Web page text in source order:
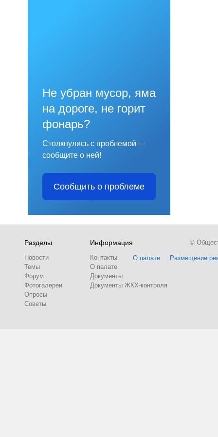
Не убран мусор, яма
на дороге, не горит
фонарь?
Столкнулись с проблемой —
сообщите о ней!
Сообщить о проблеме
Разделы
Новости
Темы
Форум
Фотогалереи
Опросы
Советы
Информация
Контакты
О палате
Документы
Документы ЖКХ-контроля
О палате Размещение
©